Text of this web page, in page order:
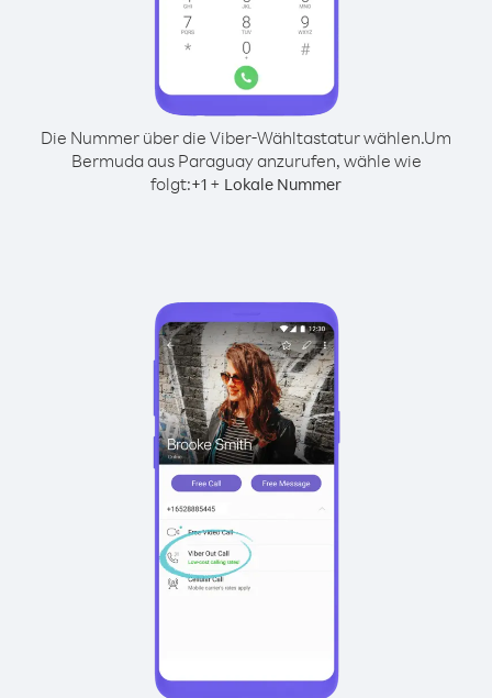
Die Nummer über die Viber-Wähltastatur wählen.Um
Bermuda aus Paraguay anzurufen, wähle wie
folgt:+1 + Lokale Nummer